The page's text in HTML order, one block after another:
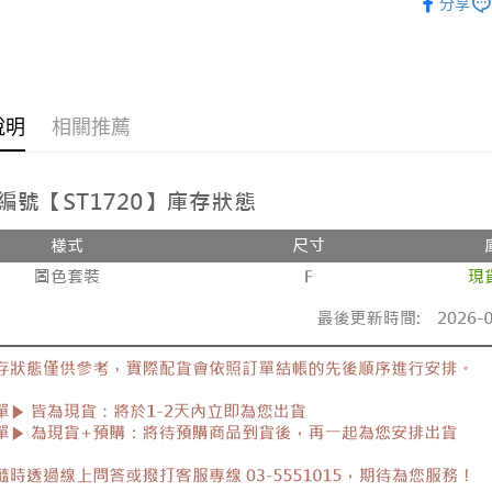
每筆
每筆
【宇迅國
明 相關推薦